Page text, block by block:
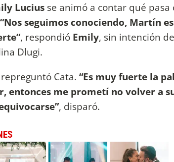
Lucius se animó a contar qué pasa
“Nos seguimos conociendo, Martín
, respondió Emily, sin intención
Dlugi.
repreguntó Cata. “Es muy fuerte la
entonces me prometí no volver a
, disparó.